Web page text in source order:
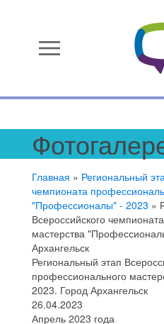
menu
Главная » Региональный
чемпионата
"Профессионалы" - 2023 »
Всероссийского
мастерства
Архангельск
Региональный этап
профессионального
2023. Город Архангельск
26.04.2023
Апрель 2023 года